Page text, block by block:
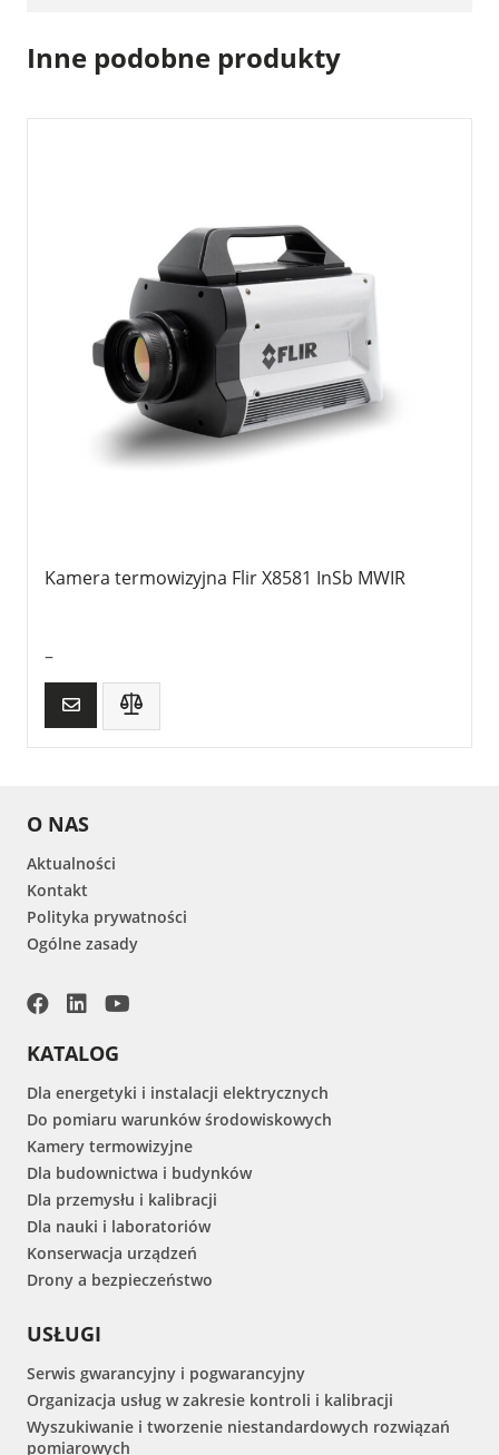
Inne podobne produkty
Kamera termowizyjna Flir X8581 InSb MWIR
–
O NAS
Aktualności
Kontakt
Polityka prywatności
Ogólne zasady
KATALOG
Dla energetyki i instalacji elektrycznych
Do pomiaru warunków środowiskowych
Kamery termowizyjne
Dla budownictwa i budynków
Dla przemysłu i kalibracji
Dla nauki i laboratoriów
Konserwacja urządzeń
Drony a bezpieczeństwo
USŁUGI
Serwis gwarancyjny i pogwarancyjny
Organizacja usług w zakresie kontroli i kalibracji
Wyszukiwanie i tworzenie niestandardowych rozwiązań
pomiarowych